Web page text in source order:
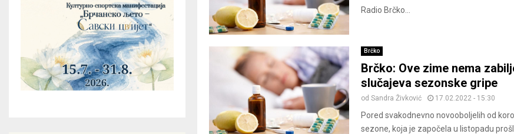
Radio Brčko...
Brčko
Brčko: Ove zime nema
slučajeva sezonske gripe
od Sandra Živković 17.02.2022 - 15:30
Pored svakodnevno novooboljelih od
sezone, koja je započela u listopadu